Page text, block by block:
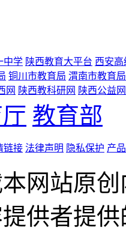
中学 陕西教育大平台 西安
铜川市教育局 渭南市教育局
网 陕西教科研网 陕西公益网
教育部
链接 法律声明 隐私保护 产
网站原
供者提